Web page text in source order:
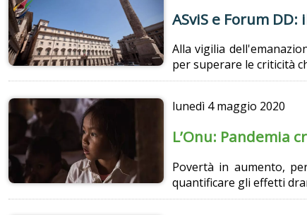
ASviS e Forum
Alla vigilia
per superare le criticità
lunedì 4 maggio 2020
L’Onu: Pandemia
Povertà in aumento,
quantificare gli effetti